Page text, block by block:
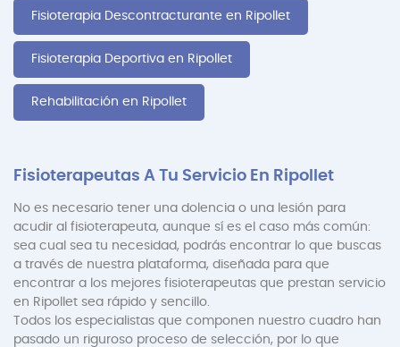
Fisioterapia Descontracturante en Ripollet
Fisioterapia Deportiva en Ripollet
Rehabilitación en Ripollet
Fisioterapeutas A Tu Servicio En Ripollet
No es necesario tener una dolencia o una lesión para
acudir al fisioterapeuta, aunque sí es el caso más común:
sea cual sea tu necesidad, podrás encontrar lo que buscas
a través de nuestra plataforma, diseñada para que
encontrar a los mejores fisioterapeutas que prestan servicio
en Ripollet sea rápido y sencillo.
Todos los especialistas que componen nuestro cuadro han
pasado un riguroso proceso de selección, por lo que